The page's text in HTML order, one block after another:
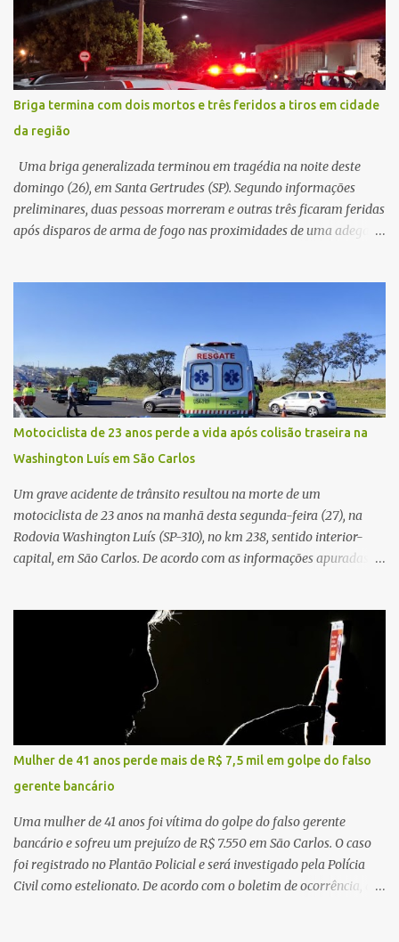
permaneceu com a chave de ignição e se ausentou do local por
cerca de dez minutos para buscar ajuda. Ao retornar, constatou
que o automóvel havia desaparecido. A vítima realizou buscas
pelas imediações, mas não conseguiu localizar o veículo.
Conforme o boletim, um menino de aproximadamente 10 anos
relatou ter visto a Spin passando pelo local fazendo um forte ruído,
característica compatível com o problema mecânico que o veículo
já apresentava antes do furto. O carro possui seguro e, segundo a
v...
Briga termina com dois mortos e três feridos a tiros em cidade
da região
Uma briga generalizada terminou em tragédia na noite deste
domingo (26), em Santa Gertrudes (SP). Segundo informações
preliminares, duas pessoas morreram e outras três ficaram feridas
após disparos de arma de fogo nas proximidades de uma adega. O
diversos disparos. Duas vítimas morreram ainda no local. Outras
três pessoas foram baleadas e socorridas. Até o momento, não
foram divulgadas informações oficiais sobre o estado de saúde dos
feridos. Equipes da Polícia Militar de Santa Gertrudes atenderam a
ocorrência e isolaram a área para o trabalho da perícia. Até a
última atualização, nenhum suspeito havia sido preso. A Polícia
Civil investigará a motivação da briga, a autoria dos disparos e as
circunstâncias do crime. A ocorrência segue em anda...
Motociclista de 23 anos perde a vida após colisão traseira na
Washington Luís em São Carlos
Um grave acidente de trânsito resultou na morte de um
motociclista de 23 anos na manhã desta segunda-feira (27), na
Rodovia Washington Luís (SP-310), no km 238, sentido interior-
capital, em São Carlos. De acordo com as informações apuradas no
veículo, o trânsito estava lento e congestionado devido a obras
realizadas na rodovia, momento em que ocorreu o impacto. Com
a violência da colisão, o motociclista foi arremessado ao solo.
Testemunhas relataram que o capacete teria se desprendido
durante o acidente. O jovem sofreu ferimentos gravíssimos e
morreu ainda no local. Equipes de resgate e de atendimento da
concessionária responsável pela rodovia foram acionadas e
realizaram a sinalização da via, além de prestarem socorro à
vítima. No entanto, o óbito foi constatado ainda no local do
acidente. A Polícia Militar Rodoviária compareceu para o registro
da ocorrência...
Mulher de 41 anos perde mais de R$ 7,5 mil em golpe do falso
gerente bancário
Uma mulher de 41 anos foi vítima do golpe do falso gerente
bancário e sofreu um prejuízo de R$ 7.550 em São Carlos. O caso
foi registrado no Plantão Policial e será investigado pela Polícia
Civil como estelionato. De acordo com o boletim de ocorrência, a